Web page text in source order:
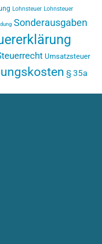
Lohnsteuer Lohnsteuer
Sonderausgaben
Umsatzsteuer
§ 35a